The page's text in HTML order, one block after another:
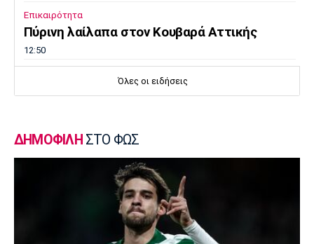
Επικαιρότητα
Πύρινη λαίλαπα στον Κουβαρά Αττικής
12:50
Βίτορ Μπρούνο: «Μεγάλη πρόκληση για εμάς
Μπάσκετ Ελλάδα
Στην Καρδίτσα ο Τζόρνταν ΜακΡέι
Βόλος: Σέντρα στο τουρνουά φιλανθρωπικού
Όλες οι ειδήσεις
ΔΗΜΟΦΙΛΗΣΤΟ ΦΩΣ